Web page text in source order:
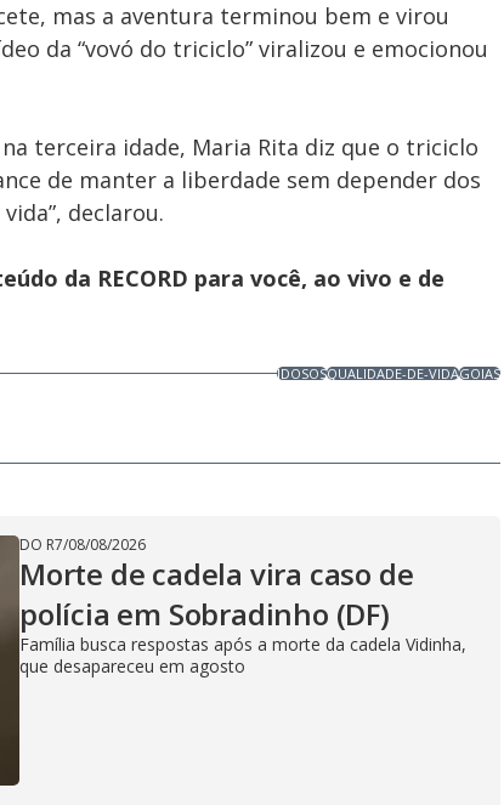
mas a aventura terminou bem e virou
da “vovó do triciclo” viralizou e emocionou
terceira idade, Maria Rita diz que o triciclo
de manter a liberdade sem depender dos
declarou.
da RECORD para você, ao vivo e de
IDOSOSQUALIDADE-DE-VIDAGOIAS
DO R7/08/08/2026
Morte de cadela vira caso de
polícia em Sobradinho (DF)
Família busca respostas após a morte da cadela Vidinha,
que desapareceu em agosto